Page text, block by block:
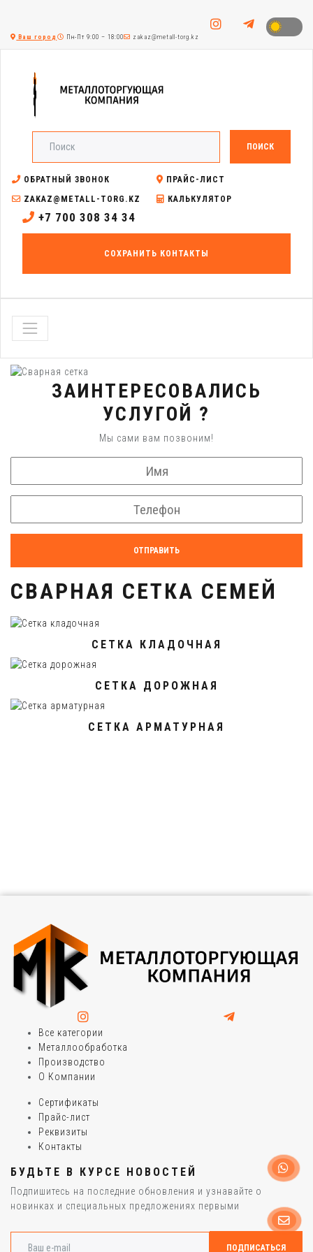
Ваш город Пн-Пт 9:00 – 18:00 zakaz@metall-torg.kz
ПОИСК
ОБРАТНЫЙ ЗВОНОК
ПРАЙС-ЛИСТ
ZAKAZ@METALL-TORG.KZ
КАЛЬКУЛЯТОР
+7 700 308 34 34
СОХРАНИТЬ КОНТАКТЫ
ЗАИНТЕРЕСОВАЛИСЬ
УСЛУГОЙ ?
Мы сами вам позвоним!
ОТПРАВИТЬ
СВАРНАЯ СЕТКА СЕМЕЙ
СЕТКА КЛАДОЧНАЯ
СЕТКА ДОРОЖНАЯ
СЕТКА АРМАТУРНАЯ
Все категории
Металлообработка
Производство
О Компании
Сертификаты
Прайс-лист
Реквизиты
Контакты
БУДЬТЕ В КУРСЕ НОВОСТЕЙ
Подпишитесь на последние обновления и узнавайте о
новинках и специальных предложениях первыми